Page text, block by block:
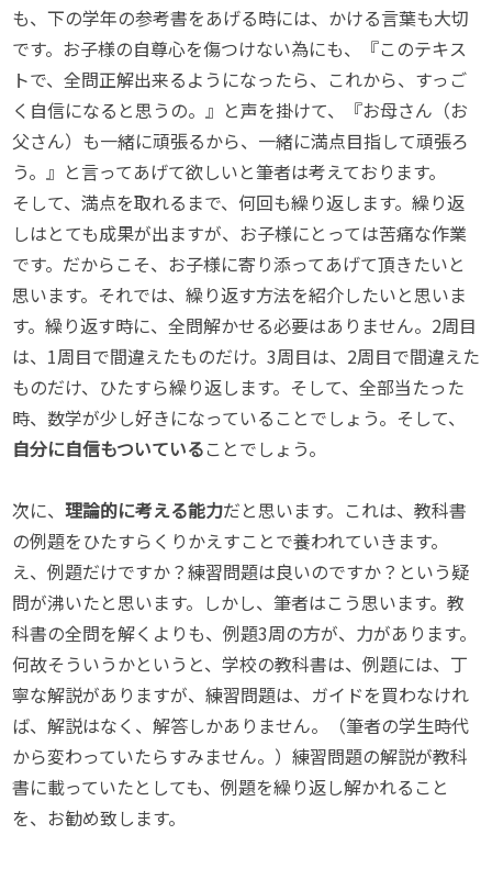
も、下の学年の参考書をあげる時には、かける言葉も大切
です。お子様の自尊心を傷つけない為にも、『このテキス
トで、全問正解出来るようになったら、これから、すっご
く自信になると思うの。』と声を掛けて、『お母さん（お
父さん）も一緒に頑張るから、一緒に満点目指して頑張ろ
う。』と言ってあげて欲しいと筆者は考えております。
そして、満点を取れるまで、何回も繰り返します。繰り返
しはとても成果が出ますが、お子様にとっては苦痛な作業
です。だからこそ、お子様に寄り添ってあげて頂きたいと
思います。それでは、繰り返す方法を紹介したいと思いま
す。繰り返す時に、全問解かせる必要はありません。2周目
は、1周目で間違えたものだけ。3周目は、2周目で間違えた
ものだけ、ひたすら繰り返します。そして、全部当たった
時、数学が少し好きになっていることでしょう。そして、
自分に自信もついていることでしょう。
次に、 理論的に考える能力だと思います。これは、教科書
の例題をひたすらくりかえすことで養われていきます。
え、例題だけですか？練習問題は良いのですか？という疑
問が沸いたと思います。しかし、筆者はこう思います。教
科書の全問を解くよりも、例題3周の方が、力があります。
何故そういうかというと、学校の教科書は、例題には、丁
寧な解説がありますが、練習問題は、ガイドを買わなけれ
ば、解説はなく、解答しかありません。（筆者の学生時代
から変わっていたらすみません。）練習問題の解説が教科
書に載っていたとしても、例題を繰り返し解かれること
を、お勧め致します。